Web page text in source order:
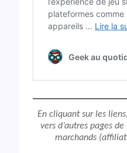
En cliquant sur les
vers d’autres pages
marchands